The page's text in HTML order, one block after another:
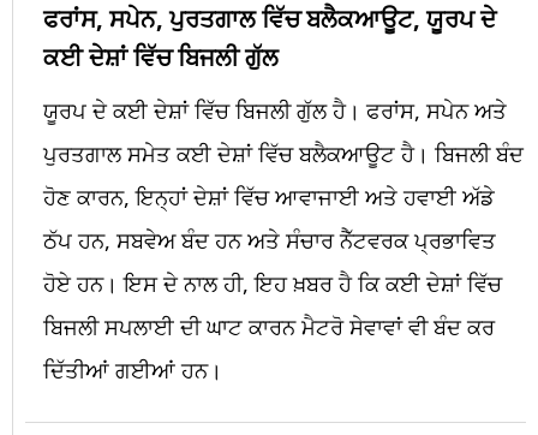
ਫਰਾਂਸ, ਸਪੇਨ, ਪੁਰਤਗਾਲ ਵਿੱਚ ਬਲੈਕਆਊਟ, ਯੂਰਪ ਦੇ
ਕਈ ਦੇਸ਼ਾਂ ਵਿੱਚ ਬਿਜਲੀ ਗੁੱਲ
ਯੂਰਪ ਦੇ ਕਈ ਦੇਸ਼ਾਂ ਵਿੱਚ ਬਿਜਲੀ ਗੁੱਲ ਹੈ। ਫਰਾਂਸ, ਸਪੇਨ ਅਤੇ
ਪੁਰਤਗਾਲ ਸਮੇਤ ਕਈ ਦੇਸ਼ਾਂ ਵਿੱਚ ਬਲੈਕਆਊਟ ਹੈ। ਬਿਜਲੀ ਬੰਦ
ਹੋਣ ਕਾਰਨ, ਇਨ੍ਹਾਂ ਦੇਸ਼ਾਂ ਵਿੱਚ ਆਵਾਜਾਈ ਅਤੇ ਹਵਾਈ ਅੱਡੇ
ਠੱਪ ਹਨ, ਸਬਵੇਅ ਬੰਦ ਹਨ ਅਤੇ ਸੰਚਾਰ ਨੈੱਟਵਰਕ ਪ੍ਰਭਾਵਿਤ
ਹੋਏ ਹਨ। ਇਸ ਦੇ ਨਾਲ ਹੀ, ਇਹ ਖ਼ਬਰ ਹੈ ਕਿ ਕਈ ਦੇਸ਼ਾਂ ਵਿੱਚ
ਬਿਜਲੀ ਸਪਲਾਈ ਦੀ ਘਾਟ ਕਾਰਨ ਮੈਟਰੋ ਸੇਵਾਵਾਂ ਵੀ ਬੰਦ ਕਰ
ਦਿੱਤੀਆਂ ਗਈਆਂ ਹਨ।